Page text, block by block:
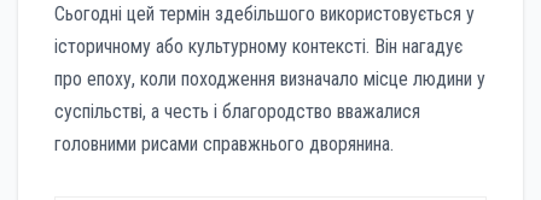
Сьогодні цей термін здебільшого використовується у
історичному або культурному контексті. Він нагадує
про епоху, коли походження визначало місце людини у
суспільстві, а честь і благородство вважалися
головними рисами справжнього дворянина.